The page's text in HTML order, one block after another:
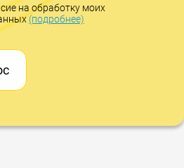
на обработку моих
(подробнее)